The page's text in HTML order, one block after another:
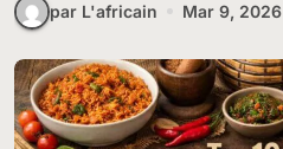
par L'africain Mar 9, 2026